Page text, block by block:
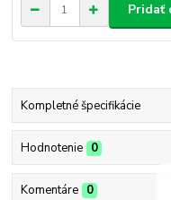
Pridať
Kompletné špecifikácie
Hodnotenie 0
Komentáre 0